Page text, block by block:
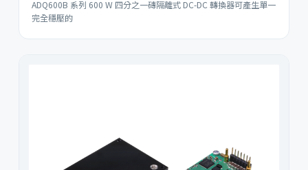
ADQ600B 系列 600 W 四分之一磚隔離式 DC-DC 轉換器可產生單一
完全穩壓的